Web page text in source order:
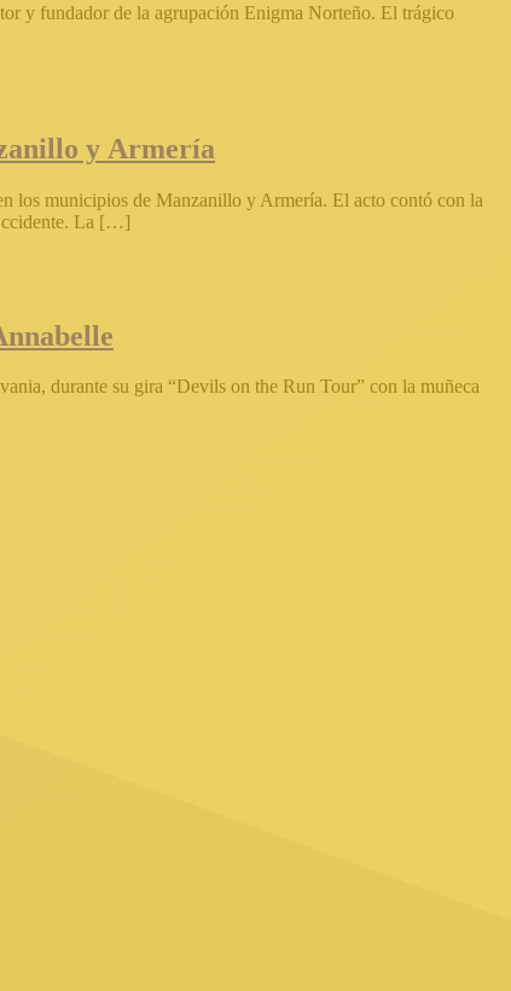
y fundador de la agrupación Enigma Norteño. El trágico
y Armería
los municipios de Manzanillo y Armería. El acto contó con la
La […]
durante su gira “Devils on the Run Tour” con la muñeca